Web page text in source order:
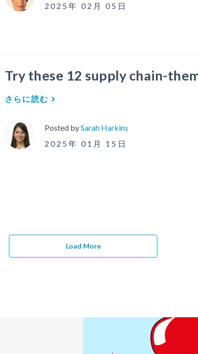
2025年 02月 05日
Try these 12 supply chain-
さらに読む
Posted bySarah Harkins
2025年 01月 15日
Load More